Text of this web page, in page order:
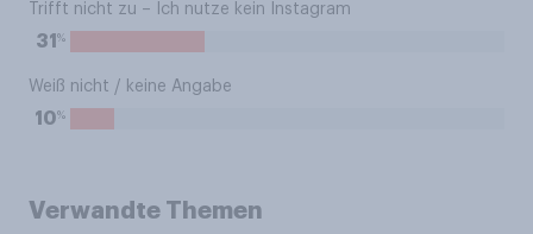
Trifft nicht zu – Ich nutze kein Instagram
31 %
Weiß nicht / keine Angabe
10%
Verwandte Themen